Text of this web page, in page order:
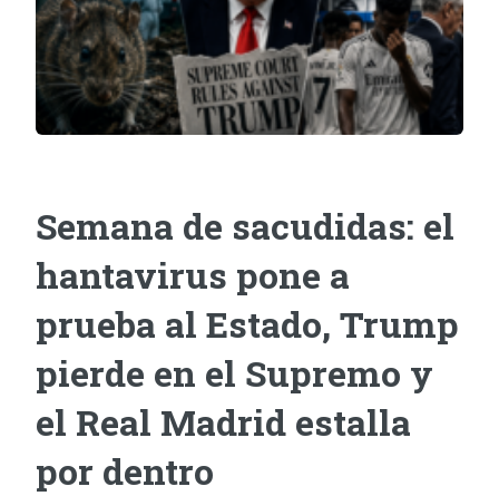
Semana de sacudidas: el
hantavirus pone a
prueba al Estado, Trump
pierde en el Supremo y
el Real Madrid estalla
por dentro